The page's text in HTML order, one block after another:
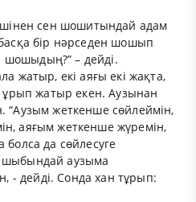
сен шошитындай адам
бір нәрседен шошып
шошыдың?” – дейді.
жатыр, екі аяғы екі жақта,
ұрып жатыр екен. Аузынан
жеткенше сөйлеймін,
аяғым жеткенше жүремін,
болса да сөйлесуге
аузыма
- дейді. Сонда хан тұрып: